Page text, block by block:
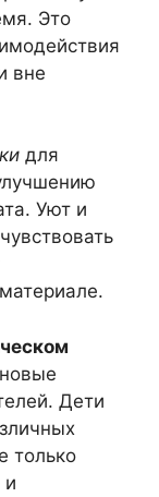
Это
вне
для
Уют и
Дети
только
и